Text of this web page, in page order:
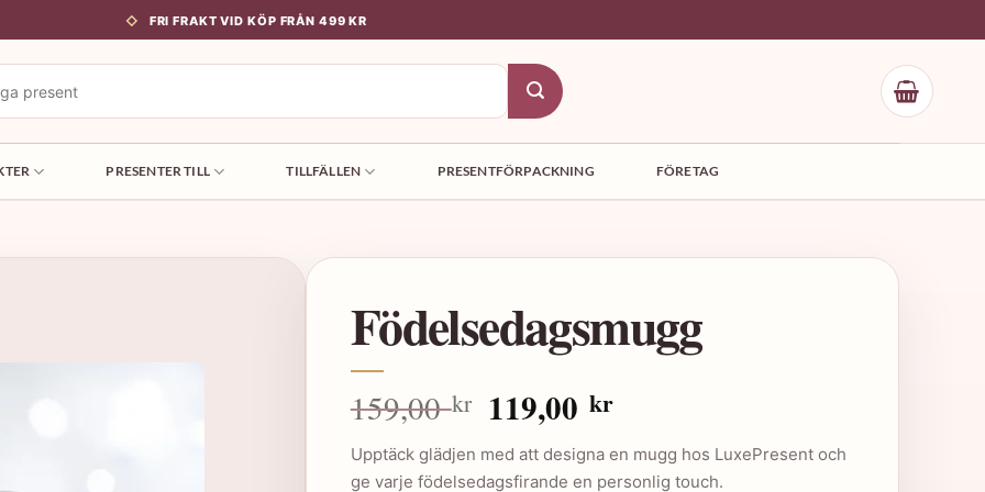
FRI FRAKT VID KÖP FRÅN 499 KR
PRESENTER TILL TILLFÄLLEN PRESENTFÖRPACKNING FÖRETAG
Födelsedagsmugg
159,00kr Det
ursprungliga
priset
119,00krDet
nuvarande
priset
Upptäck glädjen med att designa en mugg hos LuxePresent och
ge varje födelsedagsfirande en personlig touch.